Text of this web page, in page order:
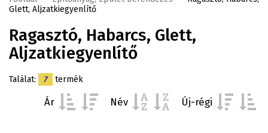
Glett, Aljzatkiegyenlítő
Ragasztó, Habarcs, Glett,
Aljzatkiegyenlítő
Találat: 7 termék
Ár Név Új-régi